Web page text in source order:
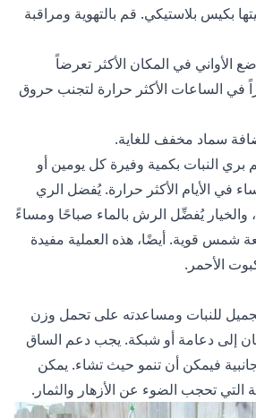
بكيس بلاستيكي. قم بالتهوية ومراقبة
الأواني في المكان الأكثر تعرضاً
الساعات الأكثر حرارة لتجنب حروق
سماد مخفف للغاية.
بري النبات بكمية وفيرة كل يومين أو
في الأيام الأكثر حرارة. يُفضل الري
يُفضِّل الرش بالماء صباحًا ومساءً
شمس قوية. أيضًا، هذه العملية مفيدة
الأحمر.
للنبات ومساعدته على تحمل وزن
إلى دعامة أو شبكة. يجب دعم الساق
فيمكن أن تنمو حيث تشاء. يمكن
التي تحجب الضوء عن الأزهار والثمار.